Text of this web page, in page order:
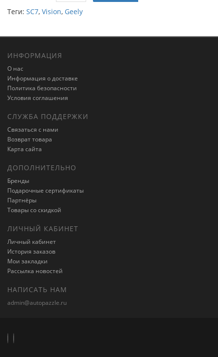
Теги: SC7, Vision, Geely
ИНФОРМАЦИЯ
О нас
Информация о доставке
Политика безопасности
Условия соглашения
СЛУЖБА ПОДДЕРЖКИ
Связаться с нами
Возврат товара
Карта сайта
ДОПОЛНИТЕЛЬНО
Бренды
Подарочные сертификаты
Партнёры
Товары со скидкой
ЛИЧНЫЙ КАБИНЕТ
Личный кабинет
История заказов
Мои закладки
Рассылка новостей
НАПИСАТЬ НАМ
admin@autopazzle.ru